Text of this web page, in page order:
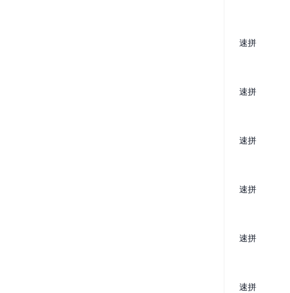
速拼
速拼
速拼
速拼
速拼
速拼